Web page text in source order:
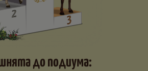
до подиума: